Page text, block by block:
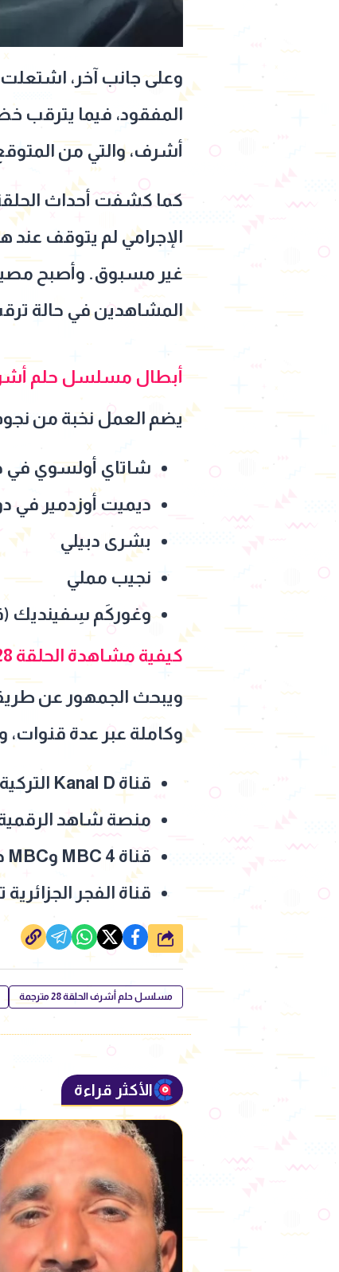
وعلى جانب آخر، اشتعلت
المفقود، فيما يترقب
أشرف، والتي من
الإجرامي لم يتوقف عند
غير مسبوق. وأصبح
المشاهدين في حالة
أبطال مسلسل حلم
يضم العمل نخبة من
شاتاي أولسوي في
ديميت أوزدمير في
بشرى دبيلي
نجيب مملي
وغوركَم سِفينديك
كيفية مشاهدة الحلقة 28 حلم أشرف والقنوات الناقلة
وكاملة عبر عدة قنوات،
قناة Kanal D التركية يعرض المسلسل باللغة التركية
منصة شاهد
قناة MBC 4 وMBC دراما يعرض المسلسل مدبلجً
قناة الفجر
شارك
مسلسل حلم أشرف الحلقة 28 مترجمة
الأكثر قراءة